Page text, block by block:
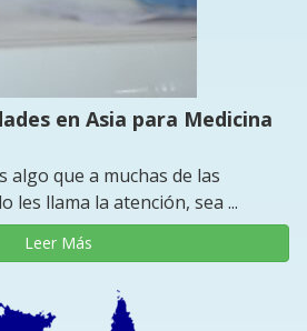
en Asia para Medicina
algo que a muchas de las
les llama la atención, sea ...
Leer Más